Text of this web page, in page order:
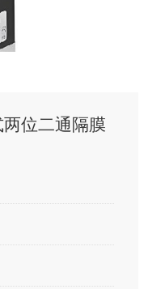
位二通隔膜